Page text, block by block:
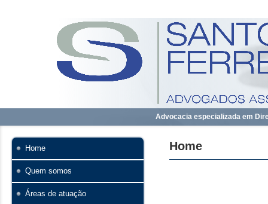
Advocacia especializada em
Home
Home
Quem somos
Áreas de atuação